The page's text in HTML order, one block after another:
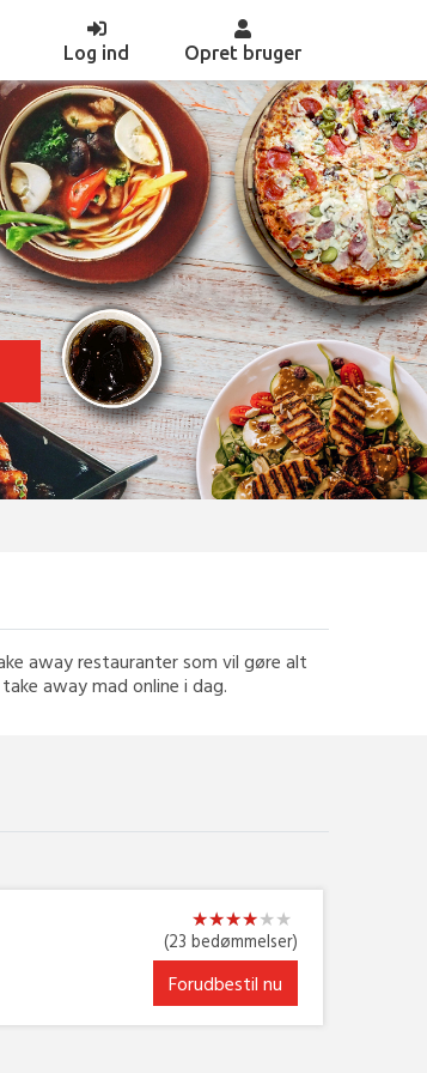
Log ind (current)Opret bruger
away restauranter som vil gøre alt
away mad online i dag.
★★★★★★
★★★★★★
(23 bedømmelser)
Forudbestil nu